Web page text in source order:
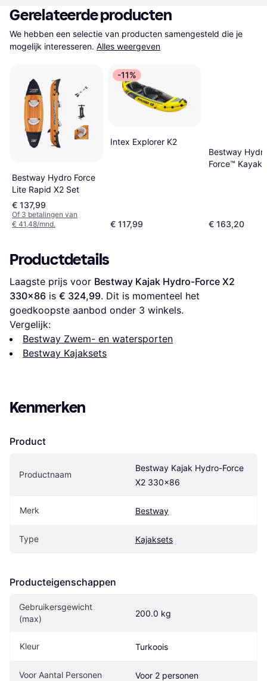
Gerelateerde producten
We hebben een selectie van producten samengesteld die je
mogelijk interesseren. Alles weergeven
Bestway Hydro Force
Lite Rapid X2 Set
€ 137,99
Of 3 betalingen van
€ 41,48/mnd.
-11%
Intex Explorer K2
€ 117,99
Bestway
Force™ Kayak
€ 163,20
Productdetails
Laagste prijs voor Bestway Kajak Hydro-Force X2
330x86 is € 324,99. Dit is momenteel het
goedkoopste aanbod onder 3 winkels.
Vergelijk:
Bestway Zwem- en watersporten
Bestway Kajaksets
Kenmerken
Product
Productnaam
Bestway Kajak Hydro-Force
X2 330x86
Merk Bestway
Type Kajaksets
Producteigenschappen
Gebruikersgewicht
(max)
200.0 kg
Kleur Turkoois
Voor Aantal Personen Voor 2 personen